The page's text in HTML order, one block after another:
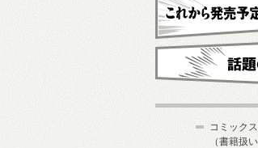
これから発売予定
コミックス
（書籍扱